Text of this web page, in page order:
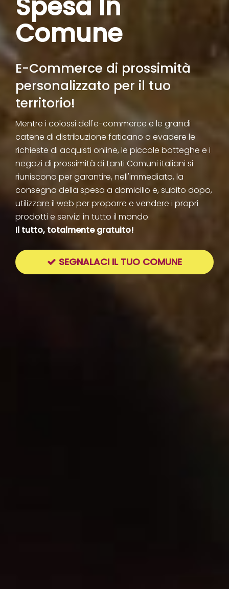
Comune
E-Commerce di prossimità
personalizzato per il tuo
territorio!
Mentre i colossi dell'e-commerce e le grandi
catene di distribuzione faticano a evadere le
richieste di acquisti online, le piccole botteghe e i
negozi di prossimità di tanti Comuni italiani si
riuniscono per garantire, nell'immediato, la
consegna della spesa a domicilio e, subito dopo,
utilizzare il web per proporre e vendere i propri
prodotti e servizi in tutto il mondo.
Il tutto, totalmente gratuito!
SEGNALACI IL TUO COMUNE